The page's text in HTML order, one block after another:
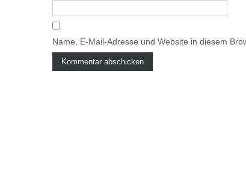
Name, E-Mail-Adresse und Website in diesem